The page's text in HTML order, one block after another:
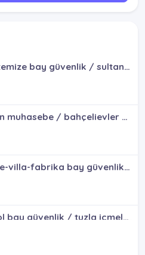
16500 maaş sitemize bay güvenlik / sultanbeyli pendik yenişehir mh
Site bay/bayan muhasebe / bahçelievler bağcılar güneşli
17400 maaş site-villa-fabrika bay güvenlik / çekmeköy taşdelen alemdağ
18000+ymk+yol bay güvenlik / tuzla içmeler orhanlı aydınlı aydıntepe mh